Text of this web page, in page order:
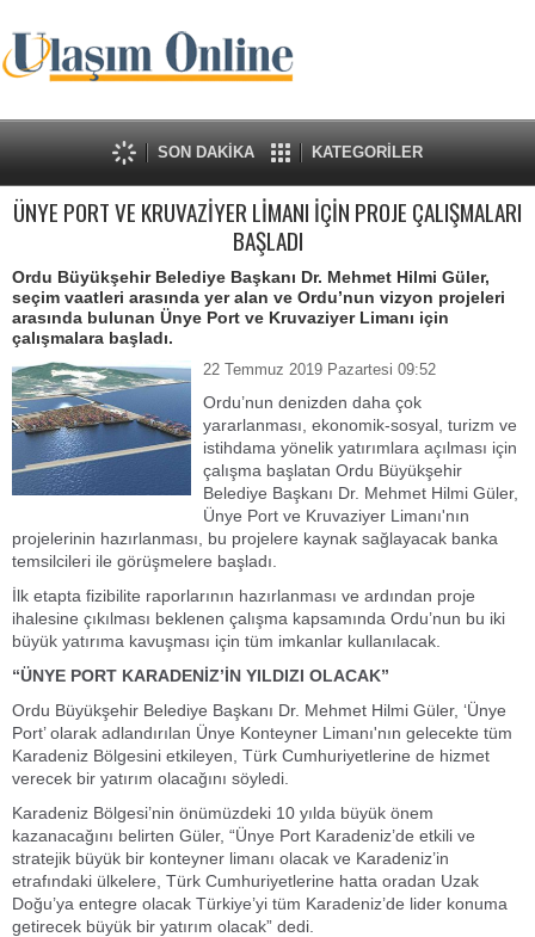
SON DAKİKA KATEGORİLER
ÜNYE PORT VE KRUVAZİYER LİMANI İÇİN PROJE ÇALIŞMALARI
BAŞLADI
Ordu Büyükşehir Belediye Başkanı Dr. Mehmet Hilmi Güler,
seçim vaatleri arasında yer alan ve Ordu’nun vizyon projeleri
arasında bulunan Ünye Port ve Kruvaziyer Limanı için
çalışmalara başladı.
22 Temmuz 2019 Pazartesi 09:52
Ordu’nun denizden daha çok
yararlanması, ekonomik-sosyal, turizm ve
istihdama yönelik yatırımlara açılması için
çalışma başlatan Ordu Büyükşehir
Belediye Başkanı Dr. Mehmet Hilmi Güler,
Ünye Port ve Kruvaziyer Limanı'nın
projelerinin hazırlanması, bu projelere kaynak sağlayacak banka
temsilcileri ile görüşmelere başladı.
İlk etapta fizibilite raporlarının hazırlanması ve ardından proje
ihalesine çıkılması beklenen çalışma kapsamında Ordu’nun bu iki
büyük yatırıma kavuşması için tüm imkanlar kullanılacak.
“ÜNYE PORT KARADENİZ’İN YILDIZI OLACAK”
Ordu Büyükşehir Belediye Başkanı Dr. Mehmet Hilmi Güler, ‘Ünye
Port’ olarak adlandırılan Ünye Konteyner Limanı'nın gelecekte tüm
Karadeniz Bölgesini etkileyen, Türk Cumhuriyetlerine de hizmet
verecek bir yatırım olacağını söyledi.
Karadeniz Bölgesi’nin önümüzdeki 10 yılda büyük önem
kazanacağını belirten Güler, “Ünye Port Karadeniz’de etkili ve
stratejik büyük bir konteyner limanı olacak ve Karadeniz’in
etrafındaki ülkelere, Türk Cumhuriyetlerine hatta oradan Uzak
Doğu’ya entegre olacak Türkiye’yi tüm Karadeniz’de lider konuma
getirecek büyük bir yatırım olacak” dedi.